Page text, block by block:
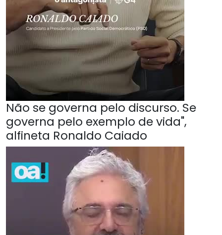
Não se governa pelo discurso. Se
governa pelo exemplo de vida",
alfineta Ronaldo Caiado